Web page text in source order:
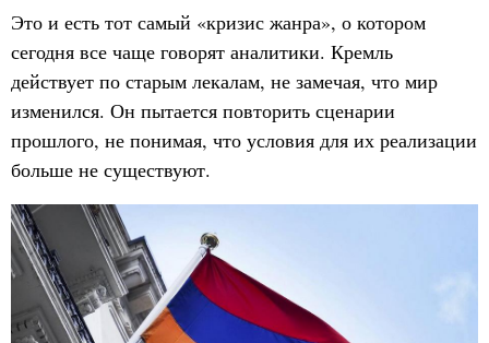
Это и есть тот самый «кризис жанра», о котором
сегодня все чаще говорят аналитики. Кремль
действует по старым лекалам, не замечая, что мир
изменился. Он пытается повторить сценарии
прошлого, не понимая, что условия для их реализации
больше не существуют.